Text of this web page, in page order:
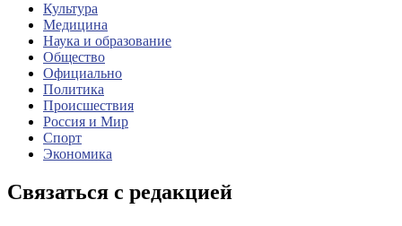
Культура
Медицина
Наука и образование
Общество
Официально
Политика
Происшествия
Россия и Мир
Спорт
Экономика
Связаться с редакцией